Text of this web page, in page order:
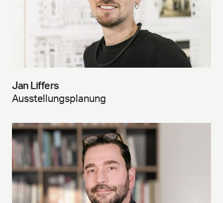
Jan Liffers
Ausstellungsplanung